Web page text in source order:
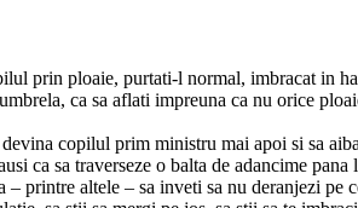
prin ploaie, purtati-l normal, imbracat in
ca sa aflati impreuna ca nu orice
copilul prim ministru mai apoi si sa
ca sa traverseze o balta de adancime
– printre altele – sa inveti sa nu deranjezi pe